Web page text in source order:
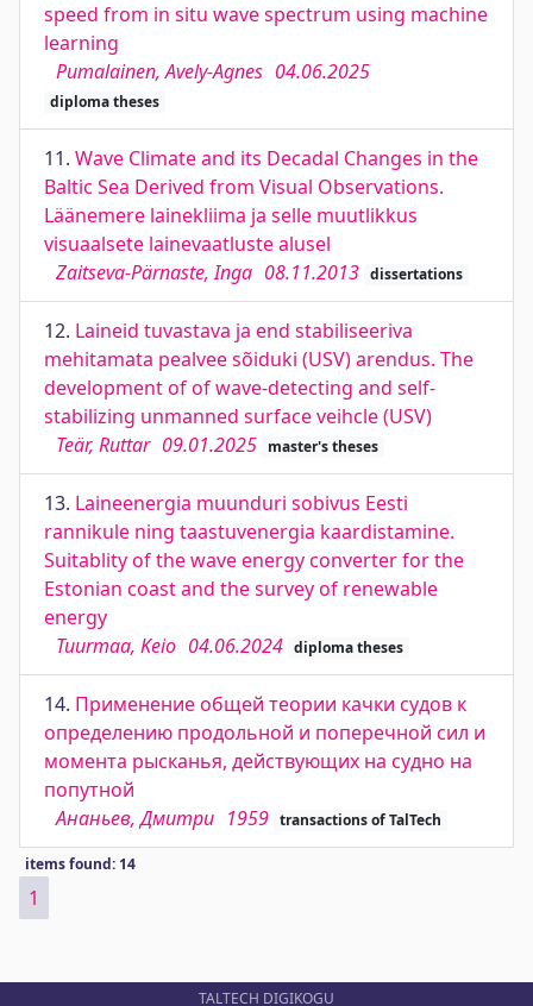
speed from in situ wave spectrum using machine
learning
Pumalainen, Avely-Agnes 04.06.2025
diploma theses
11. Wave Climate and its Decadal Changes in the
Baltic Sea Derived from Visual Observations.
Läänemere lainekliima ja selle muutlikkus
visuaalsete lainevaatluste alusel
Zaitseva-Pärnaste, Inga 08.11.2013 dissertations
12. Laineid tuvastava ja end stabiliseeriva
mehitamata pealvee sõiduki (USV) arendus. The
development of of wave-detecting and self-
stabilizing unmanned surface veihcle (USV)
Teär, Ruttar 09.01.2025 master's theses
13. Laineenergia muunduri sobivus Eesti
rannikule ning taastuvenergia kaardistamine.
Suitablity of the wave energy converter for the
Estonian coast and the survey of renewable
energy
Tuurmaa, Keio 04.06.2024 diploma theses
14. Применение общей теории качки судов к
определению продольной и поперечной сил и
момента рысканья, действующих на судно на
попутной
Ананьев, Дмитри 1959 transactions of TalTech
items found: 14
1
TALTECH DIGIKOGU